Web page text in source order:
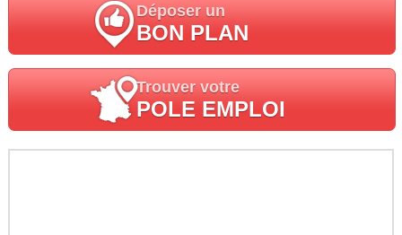
Déposer un
BON PLAN
Trouver votre
POLE EMPLOI